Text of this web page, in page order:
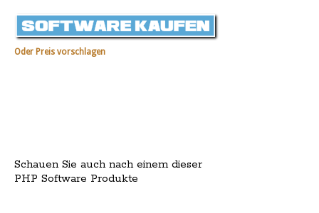
Oder Preis vorschlagen
Schauen Sie auch nach einem dieser
PHP Software Produkte